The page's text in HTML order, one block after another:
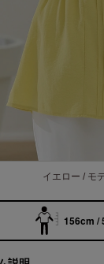
イエロー / モ
156cm /